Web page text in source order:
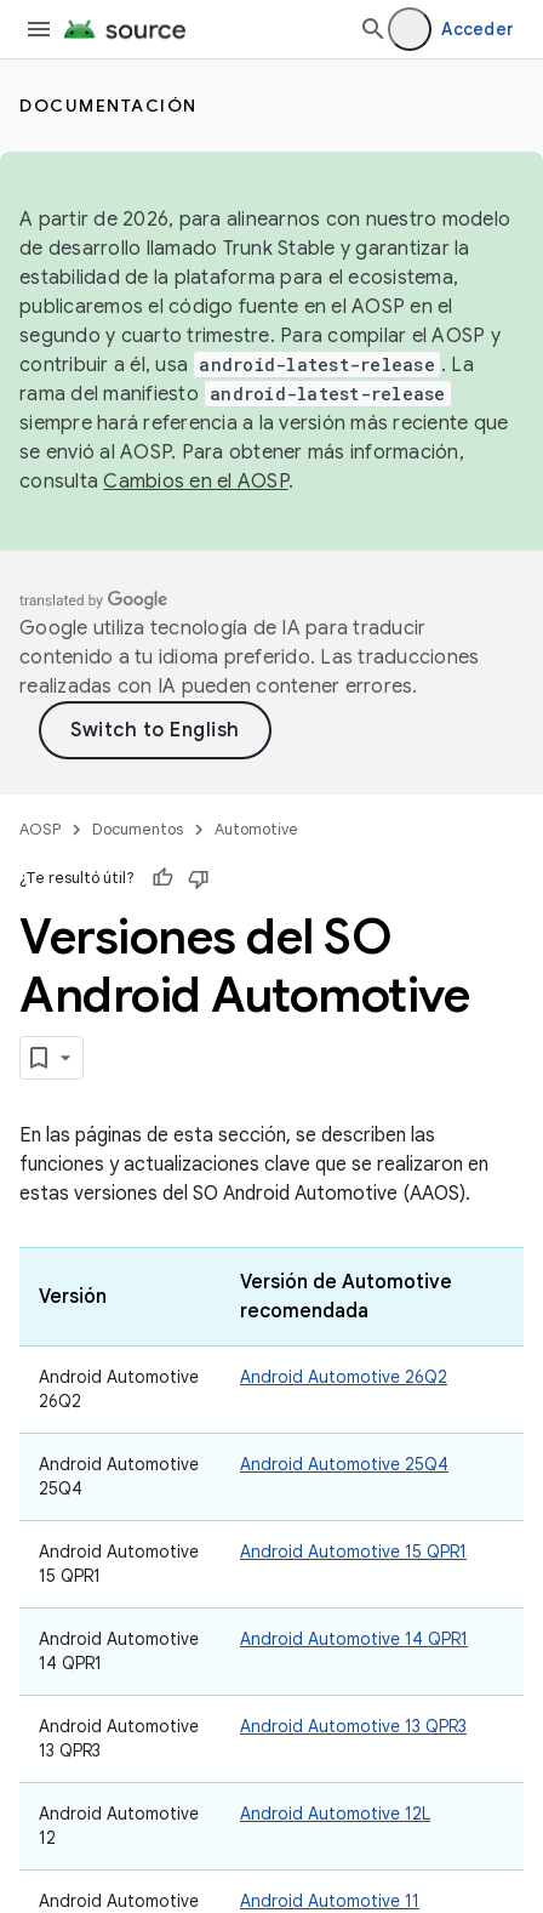
Acceder
DOCUMENTACIÓN
A partir de 2026, para alinearnos con nuestro modelo
de desarrollo llamado Trunk Stable y garantizar la
estabilidad de la plataforma para el ecosistema,
publicaremos el código fuente en el AOSP en el
segundo y cuarto trimestre. Para compilar el AOSP y
contribuir a él, usa android-latest-release . La
rama del manifiesto android-latest-release
siempre hará referencia a la versión más reciente que
se envió al AOSP. Para obtener más información,
consultaCambios en el AOSP.
Google utiliza tecnología de IA para traducir
contenido a tu idioma preferido. Las traducciones
realizadas con IA pueden contener errores.
AOSP Documentos Automotive
¿Te resultó útil?
Versiones del SO
Android Automotive
En las páginas de esta sección, se describen las
funciones y actualizaciones clave que se realizaron en
estas versiones del SO Android Automotive (AAOS).
Versión
Versión de Automotive
recomendada
Android Automotive
26Q2
Android Automotive 26Q2
Android Automotive
25Q4
Android Automotive 25Q4
Android Automotive
15 QPR1
Android Automotive 15 QPR1
Android Automotive
14 QPR1
Android Automotive 14 QPR1
Android Automotive
13 QPR3
Android Automotive 13 QPR3
Android Automotive
12
Android Automotive 12L
Android Automotive
Android Automotive 11